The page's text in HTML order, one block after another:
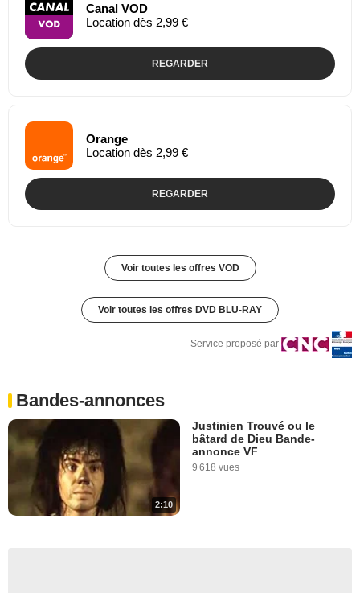
Canal VOD
Location dès 2,99 €
REGARDER
Orange
Location dès 2,99 €
REGARDER
Voir toutes les offres VOD
Voir toutes les offres DVD BLU-RAY
Service proposé par
Bandes-annonces
2:10
Justinien Trouvé ou le
bâtard de Dieu Bande-
annonce VF
9 618 vues